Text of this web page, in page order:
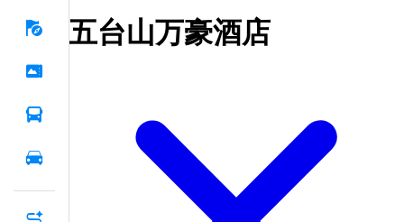
五台山万豪酒店